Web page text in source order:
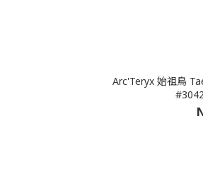
Arc'Teryx 始祖鳥